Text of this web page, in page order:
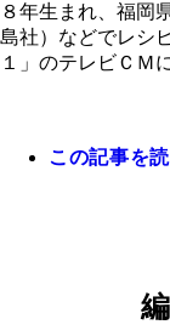
８年生まれ、福岡
島社）などでレシ
１」のテレビＣＭ
この記事を